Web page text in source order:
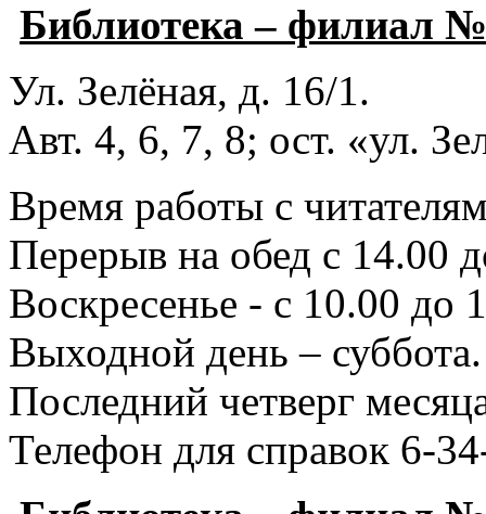
Библиотека – филиал
Ул. Зелёная, д. 16/1.
Авт. 4, 6, 7, 8; ост. «ул.
Время работы с
Перерыв на обед с 14.00
Воскресенье - с 10.00 до
Выходной день – суббота.
Последний четверг
Телефон для справок 6-